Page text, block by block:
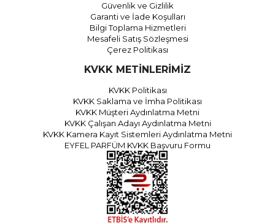
Güvenlik ve Gizlilik
Garanti ve İade Koşulları
Bilgi Toplama Hizmetleri
Mesafeli Satış Sözleşmesi
Çerez Politikası
KVKK METİNLERİMİZ
KVKK Politikası
KVKK Saklama ve İmha Politikası
KVKK Müşteri Aydınlatma Metni
KVKK Çalışan Adayı Aydınlatma Metni
KVKK Kamera Kayıt Sistemleri Aydınlatma Metni
EYFEL PARFÜM KVKK Başvuru Formu